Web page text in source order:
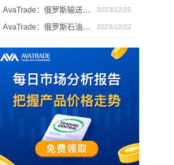
AvaTrade：俄罗斯输送石油，原油期货主力合约价格下跌 2023/12/25
AvaTrade：俄罗斯石油出口增长，原油收跌 2023/12/22